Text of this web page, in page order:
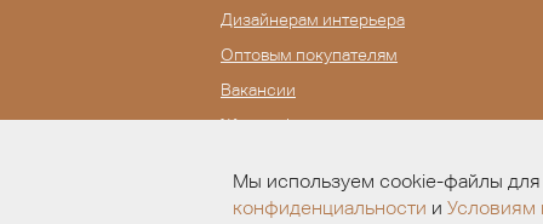
Мы используем cookie-файлы для
конфиденциальности и Условиям
Дизайнерам интерьера
Оптовым покупателям
Вакансии
Журнал Lampatron